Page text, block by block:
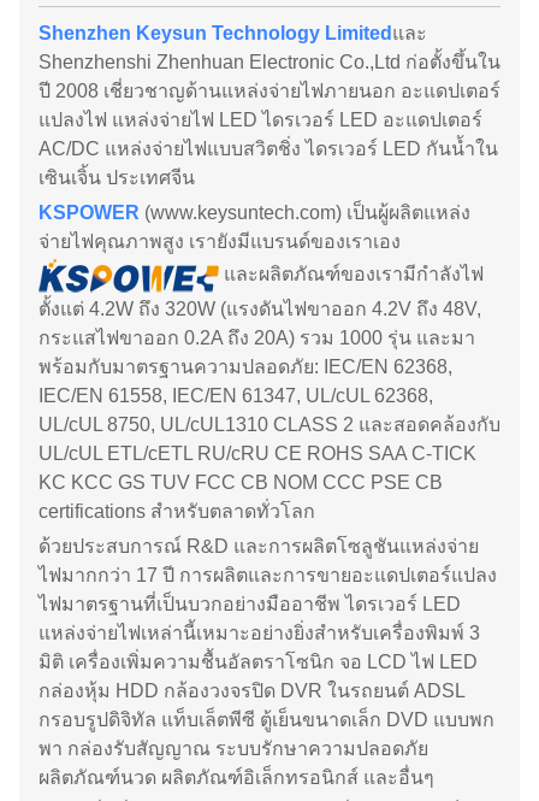
Shenzhen Keysun Technology Limited และ
Shenzhenshi Zhenhuan Electronic Co.,Ltd ก่อตั้งขึ้นใน
ปี 2008 เชี่ยวชาญด้านแหล่งจ่ายไฟภายนอก อะแดปเตอร์
แปลงไฟ แหล่งจ่ายไฟ LED ไดรเวอร์ LED อะแดปเตอร์
AC/DC แหล่งจ่ายไฟแบบสวิตชิ่ง ไดรเวอร์ LED กันน้ำใน
เซินเจิ้น ประเทศจีน
KSPOWER (www.keysuntech.com) เป็นผู้ผลิตแหล่ง
จ่ายไฟคุณภาพสูง เรายังมีแบรนด์ของเราเอง
และผลิตภัณฑ์ของเรามีกำลังไฟ
ตั้งแต่ 4.2W ถึง 320W (แรงดันไฟขาออก 4.2V ถึง 48V,
กระแสไฟขาออก 0.2A ถึง 20A) รวม 1000 รุ่น และมา
พร้อมกับมาตรฐานความปลอดภัย: IEC/EN 62368,
IEC/EN 61558, IEC/EN 61347, UL/cUL 62368,
UL/cUL 8750, UL/cUL1310 CLASS 2 และสอดคล้องกับ
UL/cUL ETL/cETL RU/cRU CE ROHS SAA C-TICK
KC KCC GS TUV FCC CB NOM CCC PSE CB
certifications สำหรับตลาดทั่วโลก
ด้วยประสบการณ์ R&D และการผลิตโซลูชันแหล่งจ่าย
ไฟมากกว่า 17 ปี การผลิตและการขายอะแดปเตอร์แปลง
ไฟมาตรฐานที่เป็นบวกอย่างมืออาชีพ ไดรเวอร์ LED
แหล่งจ่ายไฟเหล่านี้เหมาะอย่างยิ่งสำหรับเครื่องพิมพ์ 3
มิติ เครื่องเพิ่มความชื้นอัลตราโซนิก จอ LCD ไฟ LED
กล่องหุ้ม HDD กล้องวงจรปิด DVR ในรถยนต์ ADSL
กรอบรูปดิจิทัล แท็บเล็ตพีซี ตู้เย็นขนาดเล็ก DVD แบบพก
พา กล่องรับสัญญาณ ระบบรักษาความปลอดภัย
ผลิตภัณฑ์นวด ผลิตภัณฑ์อิเล็กทรอนิกส์ และอื่นๆ